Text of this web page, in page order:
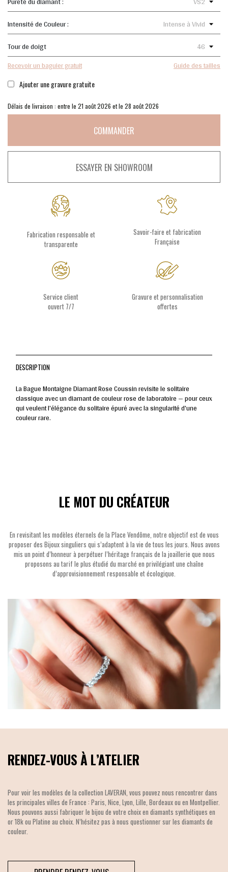
Intensité de Couleur :
Tour de doigt
Recevoir un baguier gratuit Guide des tailles
Ajouter une gravure gratuite
Délais de livraison : entre le 21 août 2026 et le 28 août 2026
COMMANDER
ESSAYER EN SHOWROOM
Fabrication responsable et
transparente
Savoir-faire et fabrication
Française
Service client
ouvert 7/7
Gravure et personnalisation
offertes
DESCRIPTION
La Bague Montaigne Diamant Rose Coussin revisite le solitaire
classique avec un diamant de couleur rose de laboratoire — pour ceux
qui veulent l'élégance du solitaire épuré avec la singularité d'une
couleur rare.
LE MOT DU CRÉATEUR
En revisitant les modèles éternels de la Place Vendôme, notre objectif est de vous
proposer des Bijoux singuliers qui s’adaptent à la vie de tous les jours. Nous avons
mis un point d’honneur à perpétuer l’héritage français de la joaillerie que nous
proposons au tarif le plus étudié du marché en privilégiant une chaîne
d’approvisionnement responsable et écologique.
RENDEZ-VOUS À L’ATELIER
Pour voir les modèles de la collection LAVERAN, vous pouvez nous rencontrer dans
les principales villes de France : Paris, Nice, Lyon, Lille, Bordeaux ou en Montpellier.
Nous pouvons aussi fabriquer le bijou de votre choix en diamants synthétiques en
or 18k ou Platine au choix. N’hésitez pas à nous questionner sur les diamants de
couleur.